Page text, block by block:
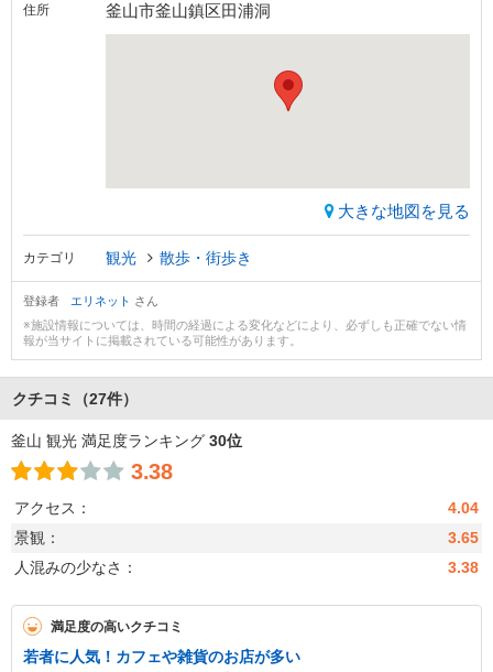
住所 釜山市釜山鎮区田浦洞
大きな地図を見る
カテゴリ 観光 散歩・街歩き
登録者 エリネット さん
※施設情報については、時間の経過による変化などにより、必ずしも正確でない情
報が当サイトに掲載されている可能性があります。
クチコミ （27件）
釜山 観光 満足度ランキング 30位
3.38
アクセス：
4.04
景観：
3.65
人混みの少なさ：
3.38
満足度の高いクチコミ
若者に人気！カフェや雑貨のお店が多い